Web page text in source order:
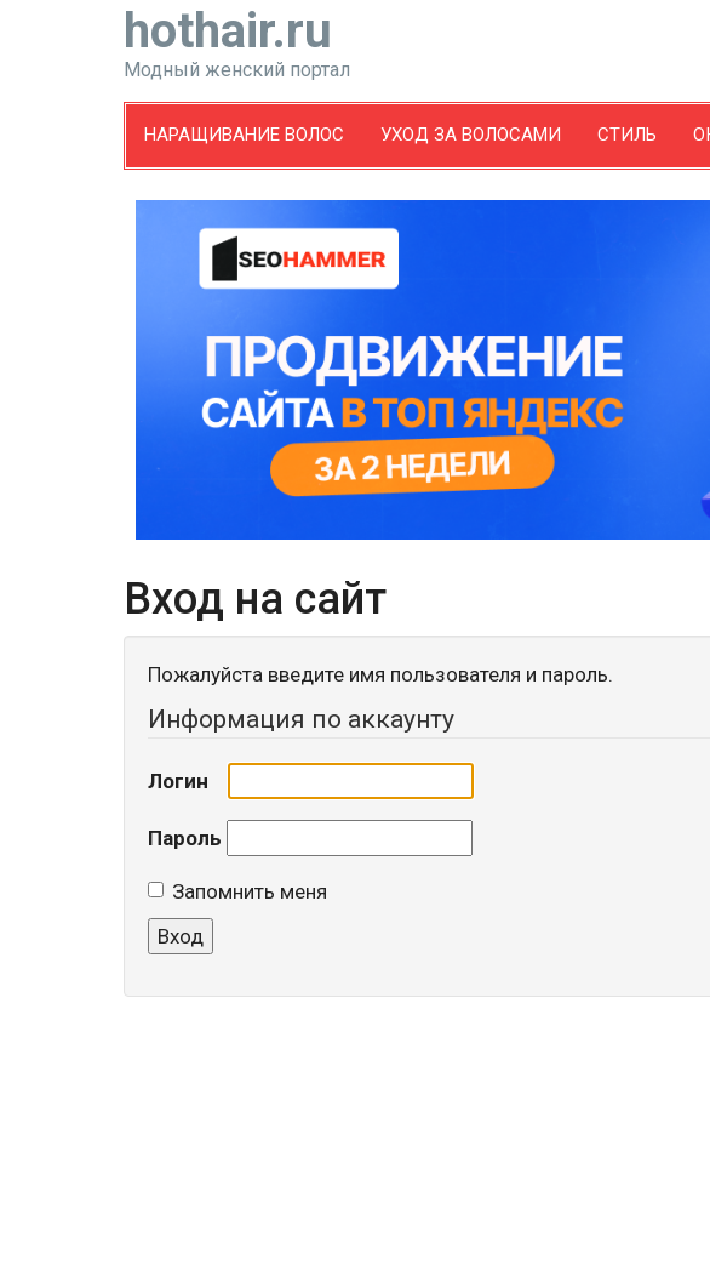
hothair.ru
Модный женский портал
НАРАЩИВАНИЕ ВОЛОС УХОД ЗА ВОЛОСАМИ СТИЛЬ
Вход на сайт
Пожалуйста введите имя пользователя и пароль.
Информация по аккаунту
Логин
Пароль
Запомнить меня
Вход